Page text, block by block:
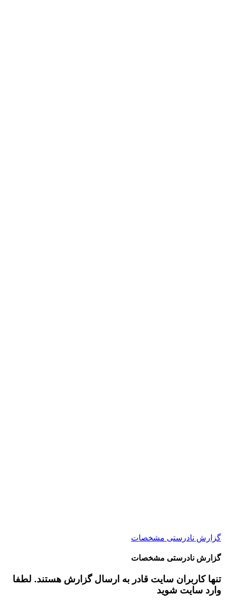
گزارش نادرستی مشخصات
گزارش نادرستی مشخصات
تنها کاربران سایت قادر به ارسال گزارش هستند. لطفا
وارد سایت شوید